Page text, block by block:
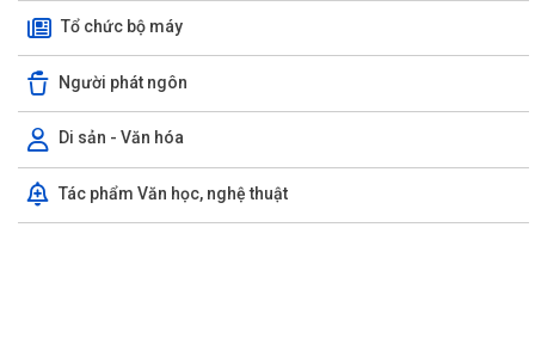
Tổ chức bộ máy
Người phát ngôn
Di sản - Văn hóa
Tác phẩm Văn học, nghệ thuật
nền tảng tư tưởng của Đảng năm...
PHƯỜNG HỒNG BÀNG NÂNG CAO CHẤT LƯỢNG SINH HOẠT CHI BỘ TỪ
CƠ SỞ
Trường Tiểu học Đinh Tiên Hoàng (phường Hồng Bàng) tăng kiến thức,
kỹ năng phòng chống đuối nước...